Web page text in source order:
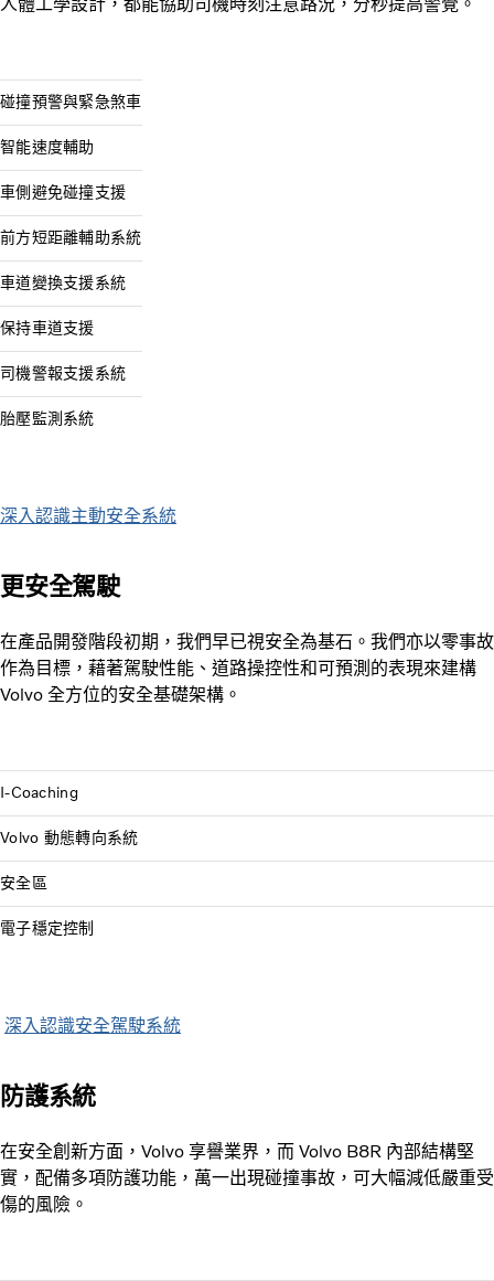
碰撞預警與緊急煞車
智能速度輔助
車側避免碰撞支援
前方短距離輔助系統
車道變換支援系統
保持車道支援
司機警報支援系統
胎壓監測系統
深入認識主動安全系統
更安全駕駛
在產品開發階段初期，我們早已視安全為基石。我們亦以零事故
作為目標，藉著駕駛性能、道路操控性和可預測的表現來建構
Volvo 全方位的安全基礎架構。
I-Coaching
Volvo 動態轉向系統
安全區
電子穩定控制
深入認識安全駕駛系統
防護系統
在安全創新方面，Volvo 享譽業界，而 Volvo B8R 內部結構堅
實，配備多項防護功能，萬一出現碰撞事故，可大幅減低嚴重受
傷的風險。